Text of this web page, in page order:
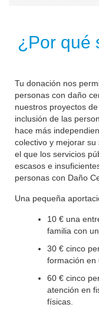
¿Por qué
Tu donación nos
personas con daño
nuestros proyectos
inclusión de las
hace más
colectivo y mejorar
el que los servicios
escasos e
personas con Daño
Una pequeña
10 € una
familia con
30 € cinco
formación en
60 € cinco
atención en
físicas.